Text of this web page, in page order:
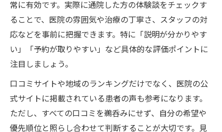
常に有効です。実際に通院した方の体験談をチェックす
ることで、医院の雰囲気や治療の丁寧さ、スタッフの対
応などを事前に把握できます。特に「説明が分かりやす
い」「予約が取りやすい」など具体的な評価ポイントに
注目しましょう。
口コミサイトや地域のランキングだけでなく、医院の公
式サイトに掲載されている患者の声も参考になります。
ただし、すべての口コミを鵜呑みにせず、自分の希望や
優先順位と照らし合わせて判断することが大切です。見